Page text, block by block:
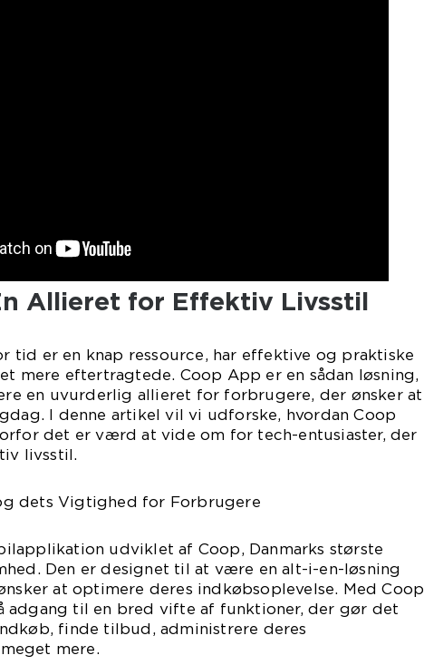
Allieret for Effektiv Livsstil
tid er en knap ressource, har effektive og praktiske
mere eftertragtede. Coop App er en sådan løsning,
en uvurderlig allieret for forbrugere, der ønsker at
I denne artikel vil vi udforske, hvordan Coop
det er værd at vide om for tech-entusiaster, der
livsstil.
dets Vigtighed for Forbrugere
udviklet af Coop, Danmarks største
Den er designet til at være en alt-i-en-løsning
at optimere deres indkøbsoplevelse. Med Coop
adgang til en bred vifte af funktioner, der gør det
finde tilbud, administrere deres
mere.